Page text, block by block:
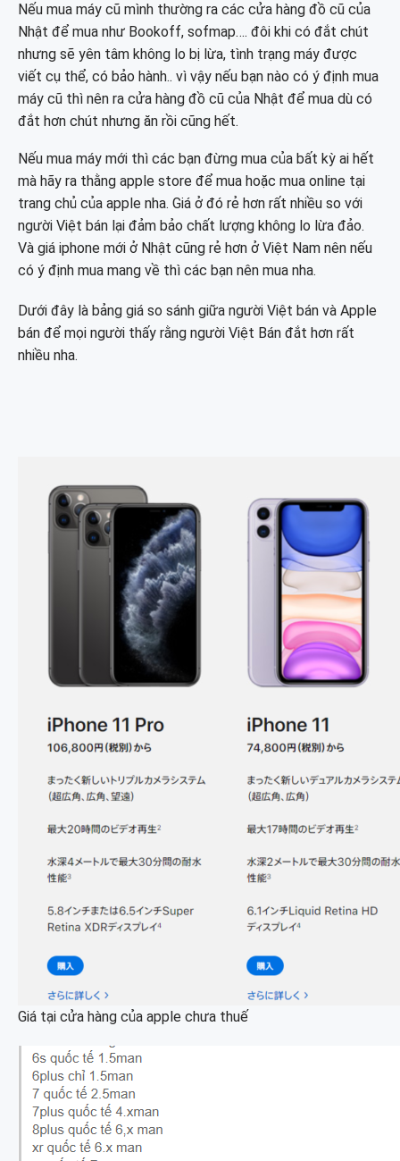
Nếu mua máy cũ mình thường ra các cửa hàng đồ cũ của
Nhật để mua như Bookoff, sofmap…. đôi khi có đắt chút
nhưng sẽ yên tâm không lo bị lừa, tình trạng máy được
viết cụ thể, có bảo hành.. vì vậy nếu bạn nào có ý định mua
máy cũ thì nên ra cửa hàng đồ cũ của Nhật để mua dù có
đắt hơn chút nhưng ăn rồi cũng hết.
Nếu mua máy mới thì các bạn đừng mua của bất kỳ ai hết
mà hãy ra thằng apple store để mua hoặc mua online tại
trang chủ của apple nha. Giá ở đó rẻ hơn rất nhiều so với
người Việt bán lại đảm bảo chất lượng không lo lừa đảo.
Và giá iphone mới ở Nhật cũng rẻ hơn ở Việt Nam nên nếu
có ý định mua mang về thì các bạn nên mua nha.
Dưới đây là bảng giá so sánh giữa người Việt bán và Apple
bán để mọi người thấy rằng người Việt Bán đắt hơn rất
nhiều nha.
Giá tại cửa hàng của apple chưa thuế